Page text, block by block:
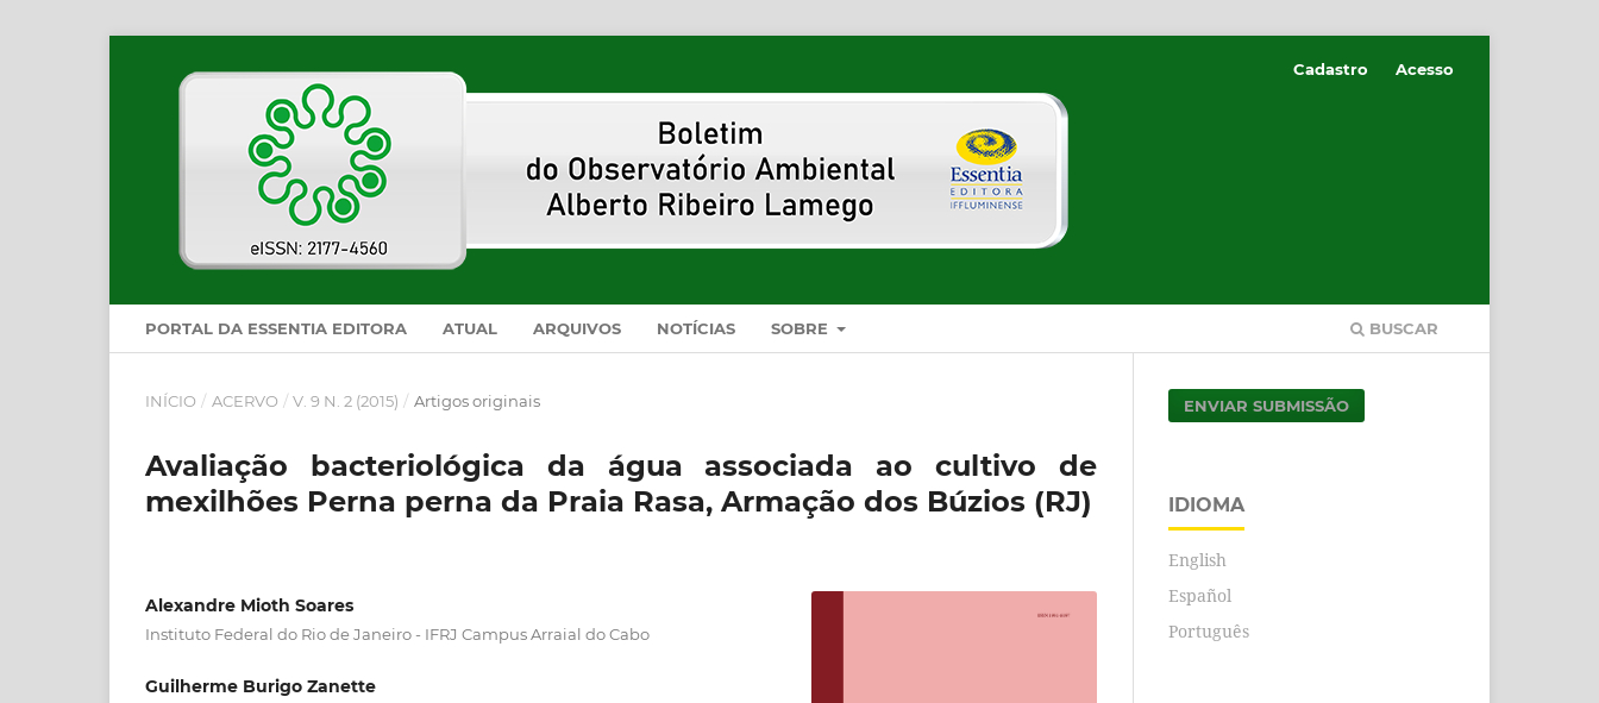
PORTAL DA ESSENTIA EDITORA ATUAL ARQUIVOS NOTÍCIAS SOBRE BUSCAR
Cadastro Acesso
INÍCIO / ACERVO / V. 9 N. 2 (2015) / Artigos originais
Avaliação bacteriológica da água associada ao cultivo de
mexilhões Perna perna da Praia Rasa, Armação dos Búzios (RJ)
Alexandre Mioth Soares
Instituto Federal do Rio de Janeiro - IFRJ Campus Arraial do Cabo
Guilherme Burigo Zanette
ENVIAR SUBMISSÃO
IDIOMA
English
Español
Português